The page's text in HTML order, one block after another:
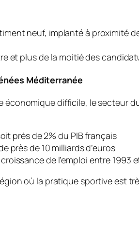
neuf, implanté à
plus de la moitié des
Méditerranée
difficile, le secteur
près de 2% du PIB français
près de 10 milliards d’euros
de l’emploi entre 1993
où la pratique sportive est